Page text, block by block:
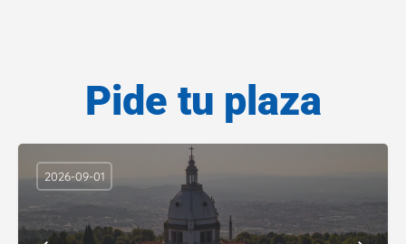
Pide tu plaza
2026-09-01